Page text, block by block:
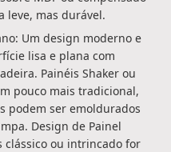
leve, mas durável.
Um design moderno e
lisa e plana com
Painéis Shaker ou
pouco mais tradicional,
podem ser emoldurados
Design de Painel
clássico ou intrincado for